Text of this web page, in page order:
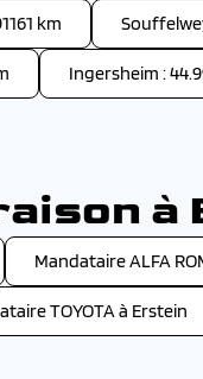
km
Ingersheim :
à
Mandataire ALFA
TOYOTA à Erstein